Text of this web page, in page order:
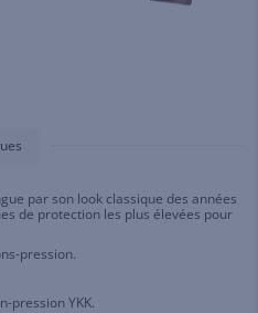
par son look classique des années
de protection les plus élevées pour
pression.
pression YKK.